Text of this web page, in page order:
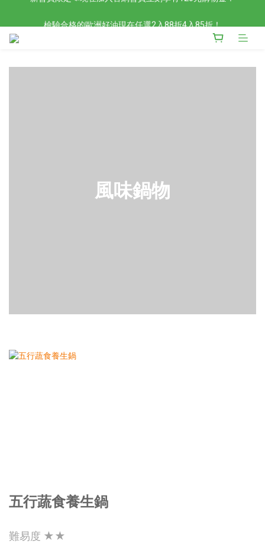
風味鍋物
五行蔬食養生鍋
難易度 ★★